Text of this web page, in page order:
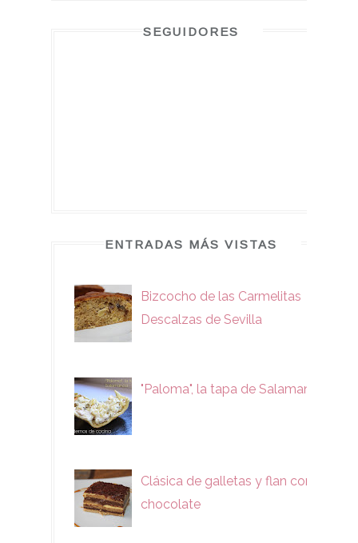
SEGUIDORES
ENTRADAS MÁS VISTAS
Bizcocho de las Carmelitas
Descalzas de Sevilla
"Paloma", la tapa de Salamanca
Clásica de galletas y flan con
chocolate